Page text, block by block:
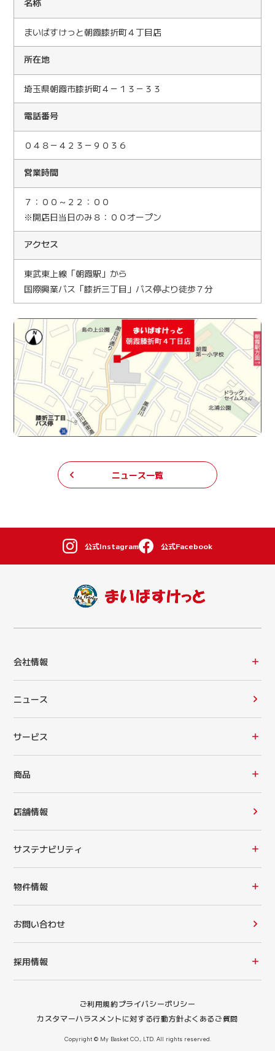
名称
まいばすけっと朝霞膝折町４丁目店
所在地
埼玉県朝霞市膝折町４－１３－３３
電話番号
０４８－４２３－９０３６
営業時間
７：００～２２：００
※開店日当日のみ８：００オープン
アクセス
東武東上線「朝霞駅」から
国際興業バス「膝折三丁目」バス停より徒歩７分
ニュース一覧
公式Instagram 公式Facebook
会社情報
ニュース
サービス
商品
店舗情報
サステナビリティ
物件情報
お問い合わせ
採用情報
ご利用規約プライバシーポリシー
カスタマーハラスメントに対する行動方針よくあるご質問
Copyright © My Basket CO., LTD. All rights reserved.